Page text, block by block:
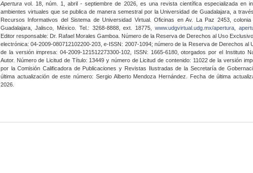
Apertura vol. 18, núm. 1, abril - septiembre de 2026, es una revista científica especializada en
ambientes virtuales que se publica de manera semestral por la Universidad de Guadalajara, a
Recursos Informativos del Sistema de Universidad Virtual. Oficinas en Av. La Paz 2453, colonia
Guadalajara, Jalisco, México. Tel.: 3268-8888, ext. 18775,www.udgvirtual.udg.mx/apertura
Editor responsable: Dr. Rafael Morales Gamboa. Número de la Reserva de Derechos al Uso
electrónica: 04-2009-080712102200-203, e-ISSN: 2007-1094; número de la Reserva de Derechos al
de la versión impresa: 04-2009-121512273300-102, ISSN: 1665-6180, otorgados por el Instituto
Autor. Número de Licitud de Título: 13449 y número de Licitud de contenido: 11022 de la versión
por la Comisión Calificadora de Publicaciones y Revistas Ilustradas de la Secretaría de
última actualización de este número: Sergio Alberto Mendoza Hernández. Fecha de última
2026.